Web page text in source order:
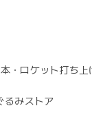
・ロケット打ち上
るみストア